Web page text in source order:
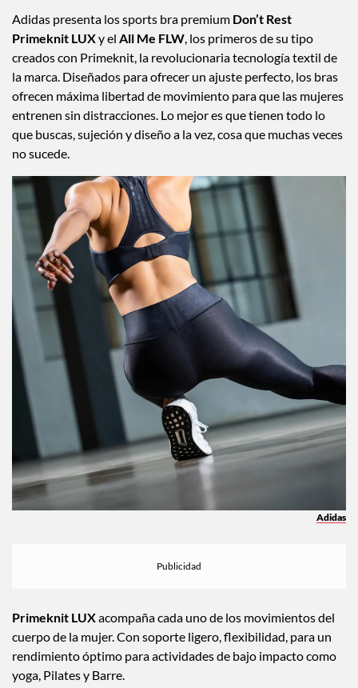
Adidas presenta los sports bra premiumDon’t Rest
Primeknit LUXy elAll Me FLW, los primeros de su tipo
creados con Primeknit, la revolucionaria tecnología textil de
la marca. Diseñados para ofrecer un ajuste perfecto, los bras
ofrecen máxima libertad de movimiento para que las mujeres
entrenen sin distracciones. Lo mejor es que tienen todo lo
que buscas, sujeción y diseño a la vez, cosa que muchas veces
Primeknit LUXacompaña cada uno de los movimientos del
cuerpo de la mujer. Con soporte ligero, flexibilidad, para un
rendimiento óptimo para actividades de bajo impacto como